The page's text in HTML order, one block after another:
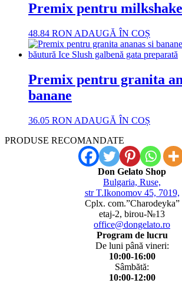
Premix pentru
48.84 RON ADAUGĂ ÎN COȘ
Premix pentru granita
banane
36.05 RON ADAUGĂ ÎN COȘ
PRODUSE RECOMANDATE
Don Gelato Shop
Bulgaria, Ruse,
str T.Ikonomov 45, 7019,
Cplx. com.”Charodeyka”
etaj-2, birou-№13
office@dongelato.ro
Program de lucru
De luni până vineri:
10:00-16:00
Sâmbătă:
10:00-12:00